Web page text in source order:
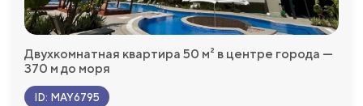
Двухкомнатная квартира 50 м² в центре города —
370 м до моря
ID: MAY6795